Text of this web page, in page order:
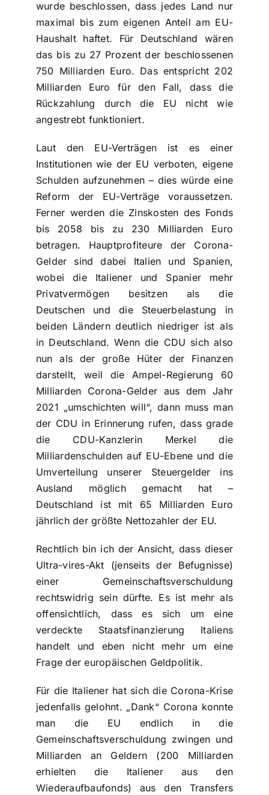
wurde beschlossen, dass jedes Land nur
maximal bis zum eigenen Anteil am EU-
Haushalt haftet. Für Deutschland wären
das bis zu 27 Prozent der beschlossenen
750 Milliarden Euro. Das entspricht 202
Milliarden Euro für den Fall, dass die
Rückzahlung durch die EU nicht wie
angestrebt funktioniert.
Laut den EU-Verträgen ist es einer
Institutionen wie der EU verboten, eigene
Schulden aufzunehmen – dies würde eine
Reform der EU-Verträge voraussetzen.
Ferner werden die Zinskosten des Fonds
bis 2058 bis zu 230 Milliarden Euro
betragen. Hauptprofiteure der Corona-
Gelder sind dabei Italien und Spanien,
wobei die Italiener und Spanier mehr
Privatvermögen besitzen als die
Deutschen und die Steuerbelastung in
beiden Ländern deutlich niedriger ist als
in Deutschland. Wenn die CDU sich also
nun als der große Hüter der Finanzen
darstellt, weil die Ampel-Regierung 60
Milliarden Corona-Gelder aus dem Jahr
2021 „umschichten will“, dann muss man
der CDU in Erinnerung rufen, dass grade
die CDU-Kanzlerin Merkel die
Milliardenschulden auf EU-Ebene und die
Umverteilung unserer Steuergelder ins
Ausland möglich gemacht hat –
Deutschland ist mit 65 Milliarden Euro
jährlich der größte Nettozahler der EU.
Rechtlich bin ich der Ansicht, dass dieser
Ultra-vires-Akt (jenseits der Befugnisse)
einer Gemeinschaftsverschuldung
rechtswidrig sein dürfte. Es ist mehr als
offensichtlich, dass es sich um eine
verdeckte Staatsfinanzierung Italiens
handelt und eben nicht mehr um eine
Frage der europäischen Geldpolitik.
Für die Italiener hat sich die Corona-Krise
jedenfalls gelohnt. „Dank“ Corona konnte
man die EU endlich in die
Gemeinschaftsverschuldung zwingen und
Milliarden an Geldern (200 Milliarden
erhielten die Italiener aus den
Wiederaufbaufonds) aus den Transfers